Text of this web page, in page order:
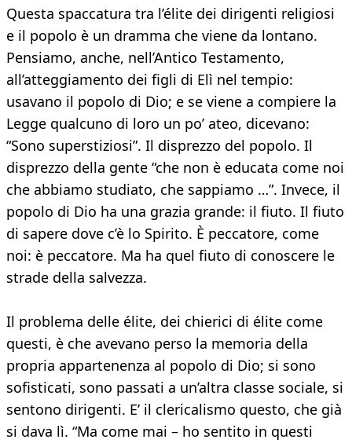
Questa spaccatura tra l’élite dei dirigenti religiosi
e il popolo è un dramma che viene da lontano.
Pensiamo, anche, nell’Antico Testamento,
all’atteggiamento dei figli di Elì nel tempio:
usavano il popolo di Dio; e se viene a compiere la
Legge qualcuno di loro un po’ ateo, dicevano:
“Sono superstiziosi”. Il disprezzo del popolo. Il
disprezzo della gente “che non è educata come noi
che abbiamo studiato, che sappiamo …”. Invece, il
popolo di Dio ha una grazia grande: il fiuto. Il fiuto
di sapere dove c’è lo Spirito. È peccatore, come
noi: è peccatore. Ma ha quel fiuto di conoscere le
strade della salvezza.
Il problema delle élite, dei chierici di élite come
questi, è che avevano perso la memoria della
propria appartenenza al popolo di Dio; si sono
sofisticati, sono passati a un’altra classe sociale, si
sentono dirigenti. E’ il clericalismo questo, che già
si dava lì. “Ma come mai – ho sentito in questi